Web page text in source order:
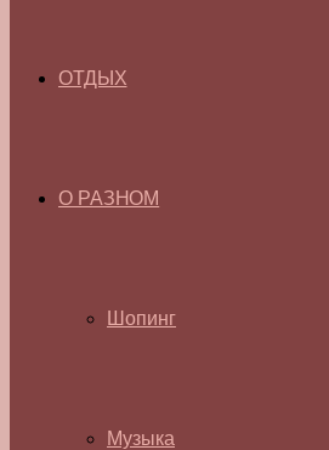
ОТДЫХ
О РАЗНОМ
Шопинг
Музыка